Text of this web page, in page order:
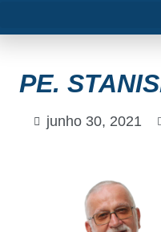
PE.
junho 30, 2021